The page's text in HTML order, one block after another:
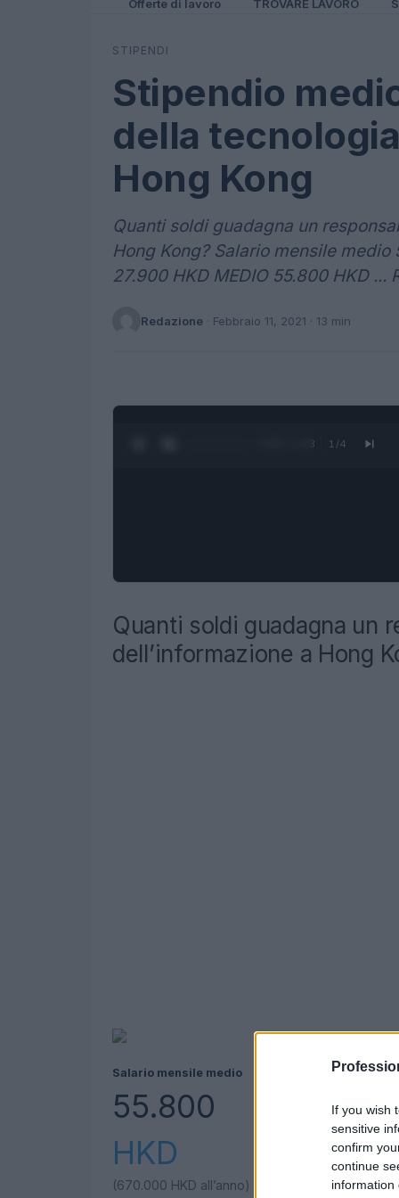
If you wish
sensitive
confirm
continue
information
Offerte di lavoro TROVARE LAVORO
STIPENDI
Stipendio
della
Hong Kong
Quanti soldi guadagna un
Hong Kong? Salario mensile medio
27.900 HKD MEDIO 55.800 HKD ...
Redazione · Febbraio 11, 2021 · 13 min
0:27 / 1:23 1 /4
Quanti soldi guadagna un
dell’informazione a Hong
Salario mensile medio
55.800
HKD
(670.000 HKD all’anno)